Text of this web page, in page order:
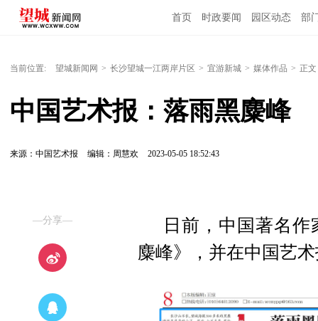
首页 时政要闻 园区动态 部
当前位置: 望城新闻网 > 长沙望城一江两岸片区 > 宜游新城 > 媒体作品 > 正文
中国艺术报：落雨黑麋峰
来源：中国艺术报 编辑：周慧欢 2023-05-05 18:52:43
—分享—
日前，中国著名作
麋峰》
，并在中国艺